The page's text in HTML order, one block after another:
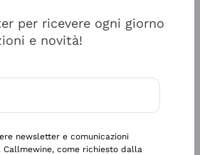
per ricevere ogni giorno
e novità!
newsletter e comunicazioni
Callmewine, come richiesto dalla